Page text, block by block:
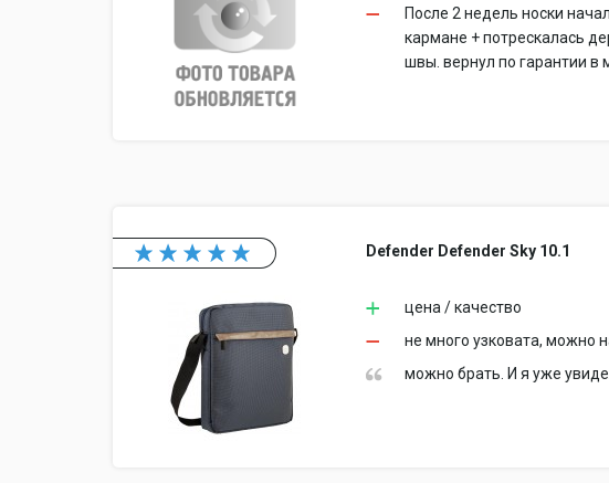
После 2 недель носки
кармане + потрескалась
швы. вернул по гарантии в
Defender Defender Sky 10.1
цена / качество
не много узковата, можно
можно брать. И я уже